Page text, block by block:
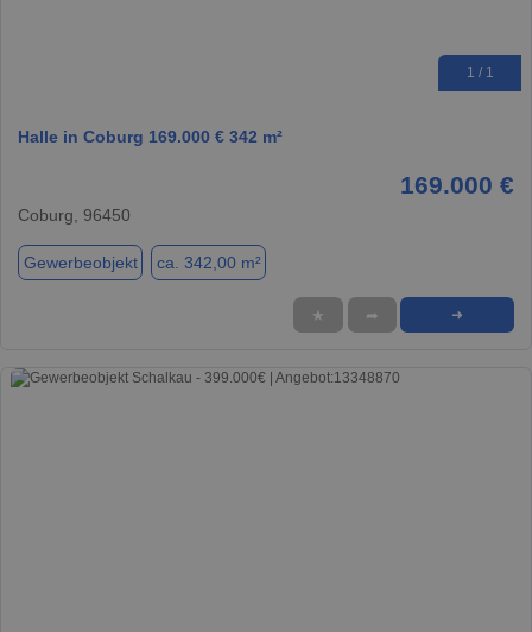
1 / 1
Halle in Coburg 169.000 € 342 m²
169.000 €
Coburg, 96450
Gewerbeobjekt ca. 342,00 m²
★ ➦ ➜